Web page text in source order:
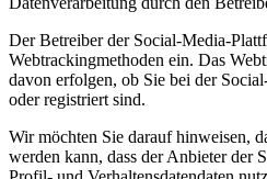
Der Betreiber der Social-Media-
Webtrackingmethoden ein. Das
davon erfolgen, ob Sie bei der
oder registriert sind.
Wir möchten Sie darauf hinweisen,
werden kann, dass der Anbieter der